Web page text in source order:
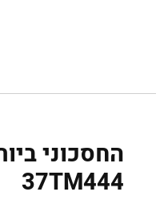
החסכוני
37TM444